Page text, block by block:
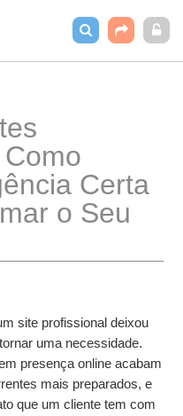
Certa
o Seu
site profissional deixou
uma necessidade.
presença online acabam
mais preparados, e
que um cliente tem com